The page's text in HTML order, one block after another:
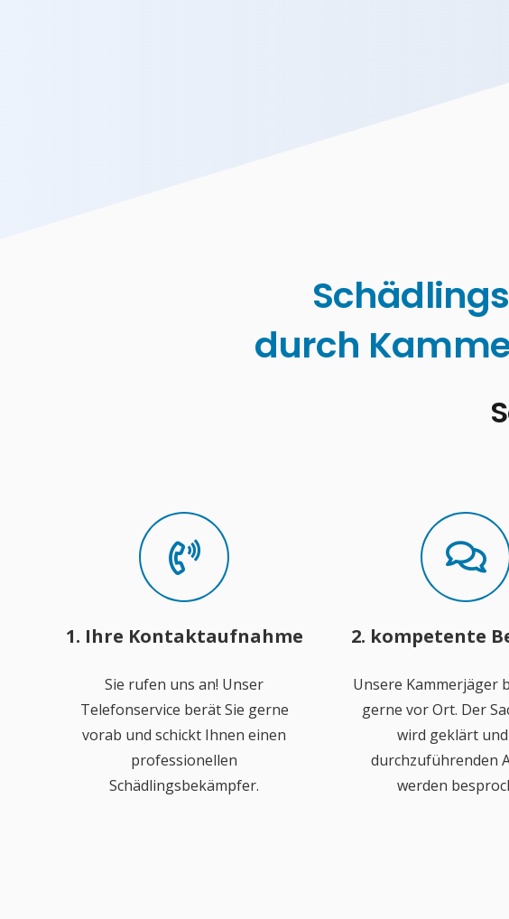
durch
1. Ihre Kontaktaufnahme
Sie rufen uns an! Unser
Telefonservice berät Sie gerne
vorab und schickt Ihnen einen
professionellen
Schädlingsbekämpfer.
2. kompetente
Unsere Kammerjäger
gerne vor Ort. Der
wird geklärt
durchzuführenden
werden